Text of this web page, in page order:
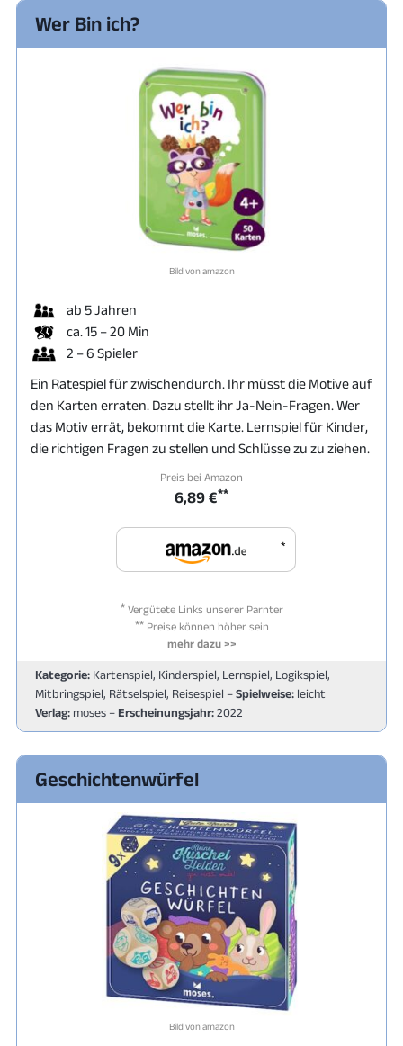
Wer Bin ich?
Bild von amazon
ab 5 Jahren
ca. 15 – 20 Min
2 – 6 Spieler
Ein Ratespiel für zwischendurch. Ihr müsst die Motive auf
den Karten erraten. Dazu stellt ihr Ja-Nein-Fragen. Wer
das Motiv errät, bekommt die Karte. Lernspiel für Kinder,
die richtigen Fragen zu stellen und Schlüsse zu zu ziehen.
Preis bei Amazon
6,89 €**
*
*Vergütete Links unserer Parnter
**Preise können höher sein
mehr dazu >>
Kategorie: Kartenspiel, Kinderspiel, Lernspiel, Logikspiel,
Mitbringspiel, Rätselspiel, Reisespiel –Spielweise: leicht
Verlag: moses – Erscheinungsjahr:2022
Geschichtenwürfel
Bild von amazon